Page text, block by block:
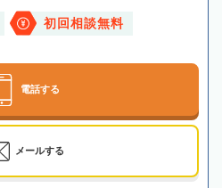
初回相談無料
電話する
メールする